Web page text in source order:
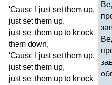
'Cause just set them up,
just set them up,
just set them up to knock
them down,
'Cause just set them up,
just set them up,
just set them up to knock